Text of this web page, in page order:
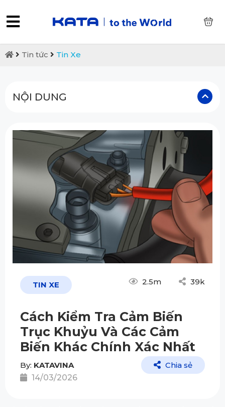
Tin tức Tin Xe
NỘI DUNG
TIN XE 2.5m 39k
Cách Kiểm Tra Cảm Biến
Trục Khuỷu Và Các Cảm
Biến Khác Chính Xác Nhất
By: KATAVINA
14/03/2026
Chia sẻ